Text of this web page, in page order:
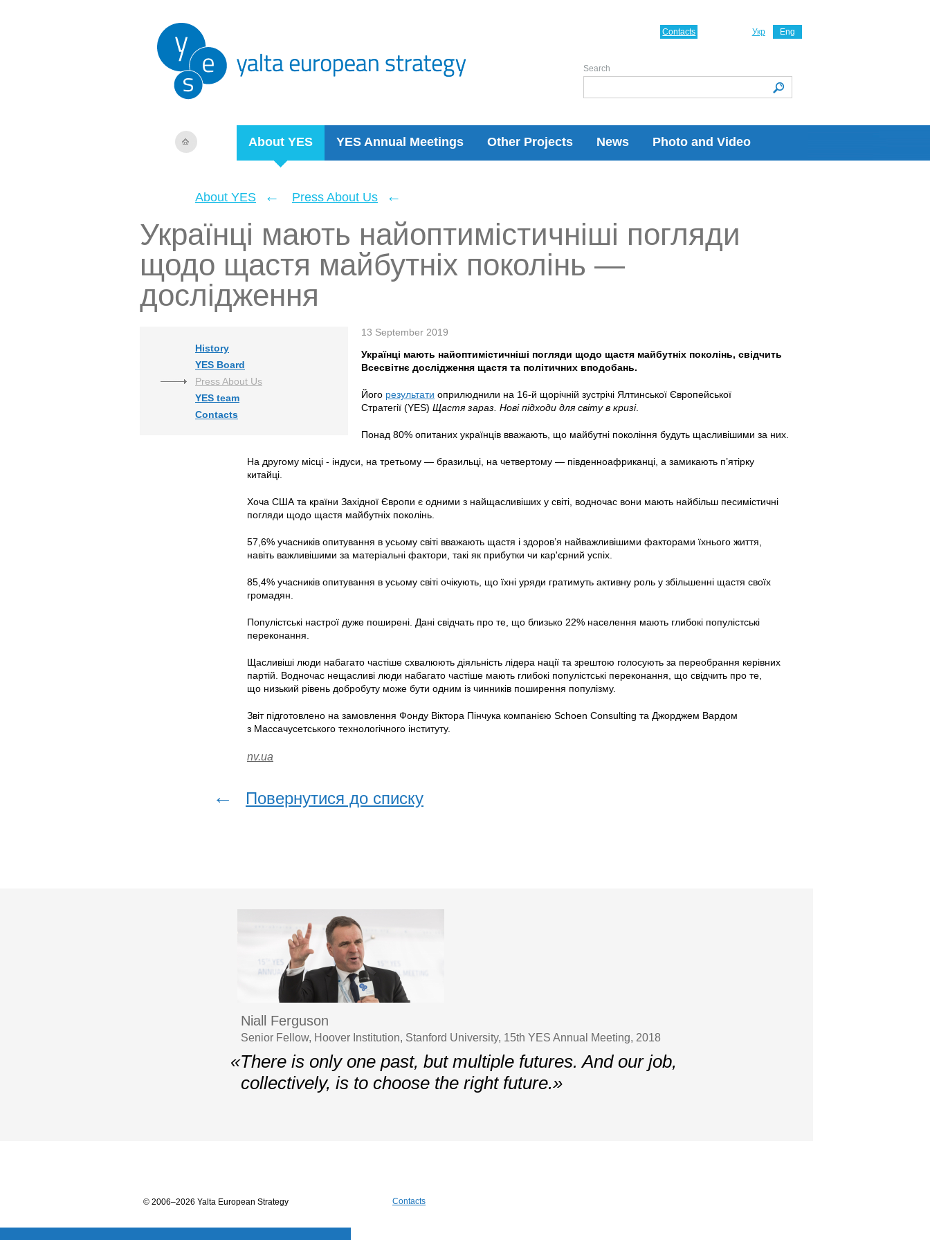
About YES YES Annual Meetings Other Projects News Photo and Video
Укр Eng
Contacts
Search
About YES ← Press About Us ←
Українці мають найоптимістичніші погляди
щодо щастя майбутніх поколінь —
дослідження
History
YES Board
Press About Us
YES team
Contacts
13 September 2019
Українці мають найоптимістичніші погляди щодо щастя майбутніх поколінь, свідчить
Всесвітнє дослідження щастя та політичних вподобань.
Його результати оприлюднили на 16-й щорічній зустрічі Ялтинської Європейської
Стратегії (YES) Щастя зараз. Нові підходи для світу в кризі.
Понад 80% опитаних українців вважають, що майбутні покоління будуть щасливішими за них.
На другому місці - індуси, на третьому — бразильці, на четвертому — південноафриканці, а замикають п’ятірку
китайці.
Хоча США та країни Західної Європи є одними з найщасливіших у світі, водночас вони мають найбільш песимістичні
погляди щодо щастя майбутніх поколінь.
57,6% учасників опитування в усьому світі вважають щастя і здоров’я найважливішими факторами їхнього життя,
навіть важливішими за матеріальні фактори, такі як прибутки чи кар'єрний успіх.
85,4% учасників опитування в усьому світі очікують, що їхні уряди гратимуть активну роль у збільшенні щастя своїх
громадян.
Популістські настрої дуже поширені. Дані свідчать про те, що близько 22% населення мають глибокі популістські
переконання.
Щасливіші люди набагато частіше схвалюють діяльність лідера нації та зрештою голосують за переобрання керівних
партій. Водночас нещасливі люди набагато частіше мають глибокі популістські переконання, що свідчить про те,
що низький рівень добробуту може бути одним із чинників поширення популізму.
Звіт підготовлено на замовлення Фонду Віктора Пінчука компанією Schoen Consulting та Джорджем Вардом
з Массачусетського технологічного інституту.
nv.ua
← Повернутися до списку
Niall Ferguson
Senior Fellow, Hoover Institution, Stanford University, 15th YES Annual Meeting, 2018
«There is only one past, but multiple futures. And our job,
collectively, is to choose the right future.»
© 2006–2026 Yalta European Strategy Contacts